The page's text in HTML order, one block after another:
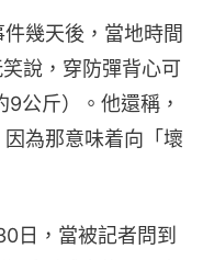
幾天後，當地時間
說，穿防彈背心可
公斤）。他還稱，
為那意味着向「壞
日，當被記者問到